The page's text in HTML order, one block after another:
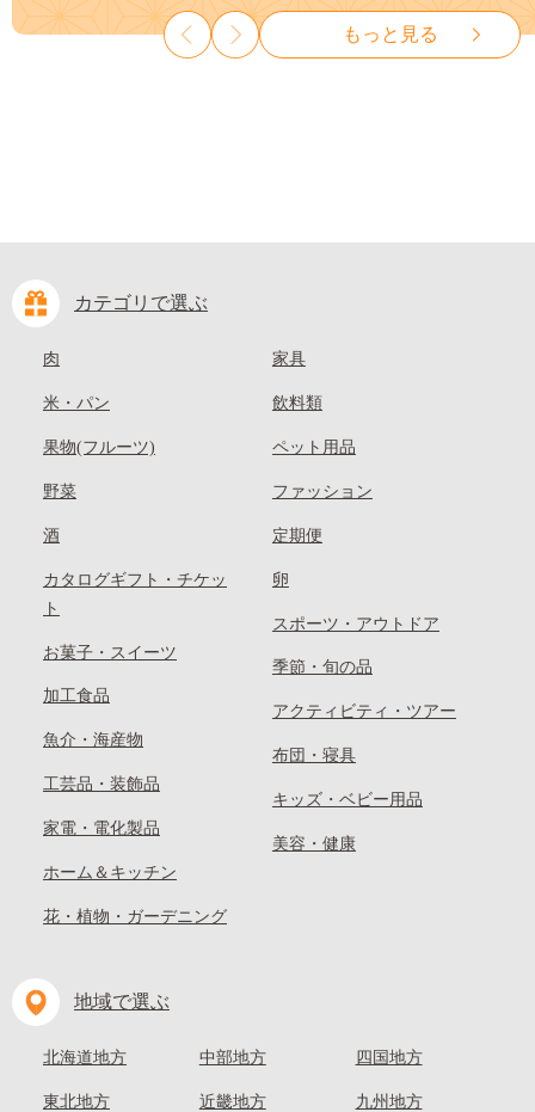
種なし 先行予約 富士川町
10000円 一万円 9000円 九千円
山県 笠岡市 清水白桃 白鳳 白
麗 クール便---
kasaoka_zsy_419_100---
もっと見る
カテゴリで選ぶ
肉
米・パン
果物(フルーツ)
野菜
酒
カタログギフト・チケッ
ト
お菓子・スイーツ
加工食品
魚介・海産物
工芸品・装飾品
家電・電化製品
ホーム＆キッチン
花・植物・ガーデニング
家具
飲料類
ペット用品
ファッション
定期便
卵
スポーツ・アウトドア
季節・旬の品
アクティビティ・ツアー
布団・寝具
キッズ・ベビー用品
美容・健康
地域で選ぶ
北海道地方
東北地方
中部地方
近畿地方
四国地方
九州地方